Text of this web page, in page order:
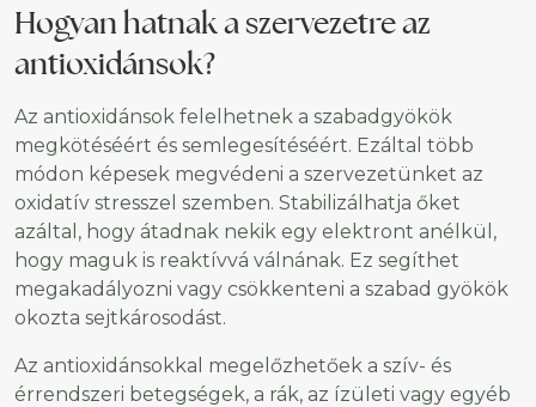
Hogyan hatnak a szervezetre az
antioxidánsok?
Az antioxidánsok felelhetnek a szabadgyökök
megkötéséért és semlegesítéséért. Ezáltal több
módon képesek megvédeni a szervezetünket az
oxidatív stresszel szemben. Stabilizálhatja őket
azáltal, hogy átadnak nekik egy elektront anélkül,
hogy maguk is reaktívvá válnának. Ez segíthet
megakadályozni vagy csökkenteni a szabad gyökök
okozta sejtkárosodást.
Az antioxidánsokkal megelőzhetőek a szív- és
érrendszeri betegségek, a rák, az ízületi vagy egyéb